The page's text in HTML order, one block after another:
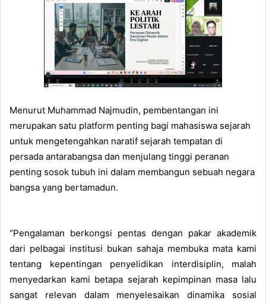
Menurut Muhammad Najmudin, pembentangan ini
merupakan satu platform penting bagi mahasiswa sejarah
untuk mengetengahkan naratif sejarah tempatan di
persada antarabangsa dan menjulang tinggi peranan
penting sosok tubuh ini dalam membangun sebuah negara
bangsa yang bertamadun.
“Pengalaman berkongsi pentas dengan pakar akademik
dari pelbagai institusi bukan sahaja membuka mata kami
tentang kepentingan penyelidikan interdisiplin, malah
menyedarkan kami betapa sejarah kepimpinan masa lalu
sangat relevan dalam menyelesaikan dinamika sosial